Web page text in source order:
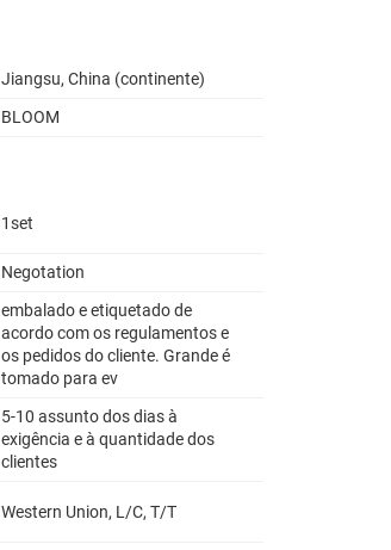
Jiangsu, China (continente)
BLOOM
1set
Negotation
embalado e etiquetado de
acordo com os regulamentos e
os pedidos do cliente. Grande é
tomado para ev
5-10 assunto dos dias à
exigência e à quantidade dos
clientes
Western Union, L/C, T/T